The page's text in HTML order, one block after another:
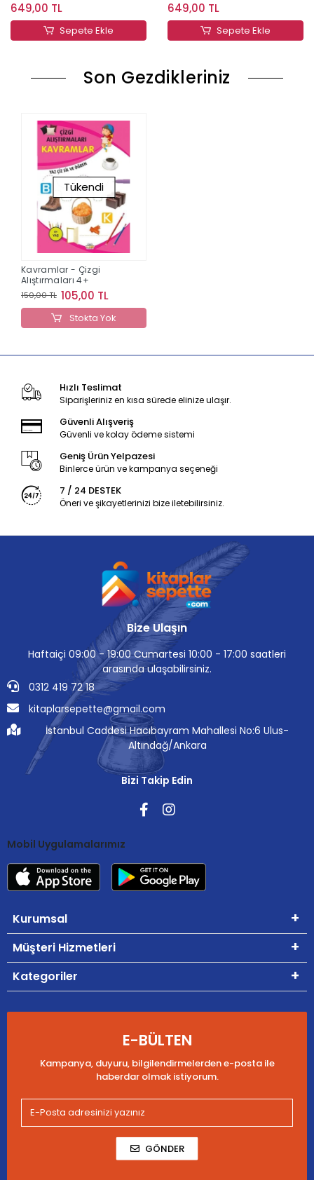
649,00 TL
Sepete Ekle
649,00 TL
Sepete Ekle
Son Gezdikleriniz
Tükendi
Kavramlar - Çizgi
Alıştırmaları 4+
150,00 TL 105,00 TL
Stokta Yok
Hızlı Teslimat
Siparişleriniz en kısa sürede elinize ulaşır.
Güvenli Alışveriş
Güvenli ve kolay ödeme sistemi
Geniş Ürün Yelpazesi
Binlerce ürün ve kampanya seçeneği
7 / 24 DESTEK
Öneri ve şikayetlerinizi bize iletebilirsiniz.
Bize Ulaşın
Haftaiçi 09:00 - 19:00 Cumartesi 10:00 - 17:00 saatleri
arasında ulaşabilirsiniz.
0312 419 72 18
kitaplarsepette@gmail.com
İstanbul Caddesi Hacıbayram Mahallesi No:6 Ulus-
Altındağ/Ankara
Bizi Takip Edin
Mobil Uygulamalarımız
Kurumsal
Müşteri Hizmetleri
Kategoriler
E-BÜLTEN
Kampanya, duyuru, bilgilendirmelerden e-posta ile
haberdar olmak istiyorum.
GÖNDER